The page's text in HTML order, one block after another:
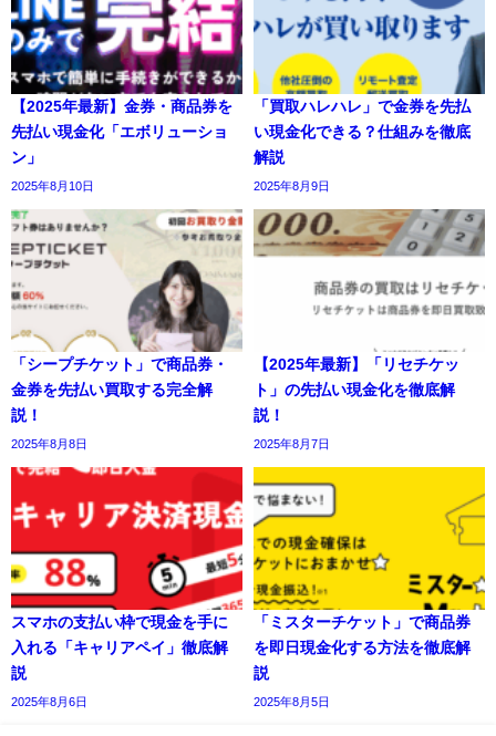
【2025年最新】金券・商品券を
先払い現金化「エボリューショ
ン」
2025年8月10日
「買取ハレハレ」で金券を先払
い現金化できる？仕組みを徹底
解説
2025年8月9日
「シープチケット」で商品券・
金券を先払い買取する完全解
説！
2025年8月8日
【2025年最新】「リセチケッ
ト」の先払い現金化を徹底解
説！
2025年8月7日
スマホの支払い枠で現金を手に
入れる「キャリアペイ」徹底解
説
2025年8月6日
「ミスターチケット」で商品券
を即日現金化する方法を徹底解
説
2025年8月5日